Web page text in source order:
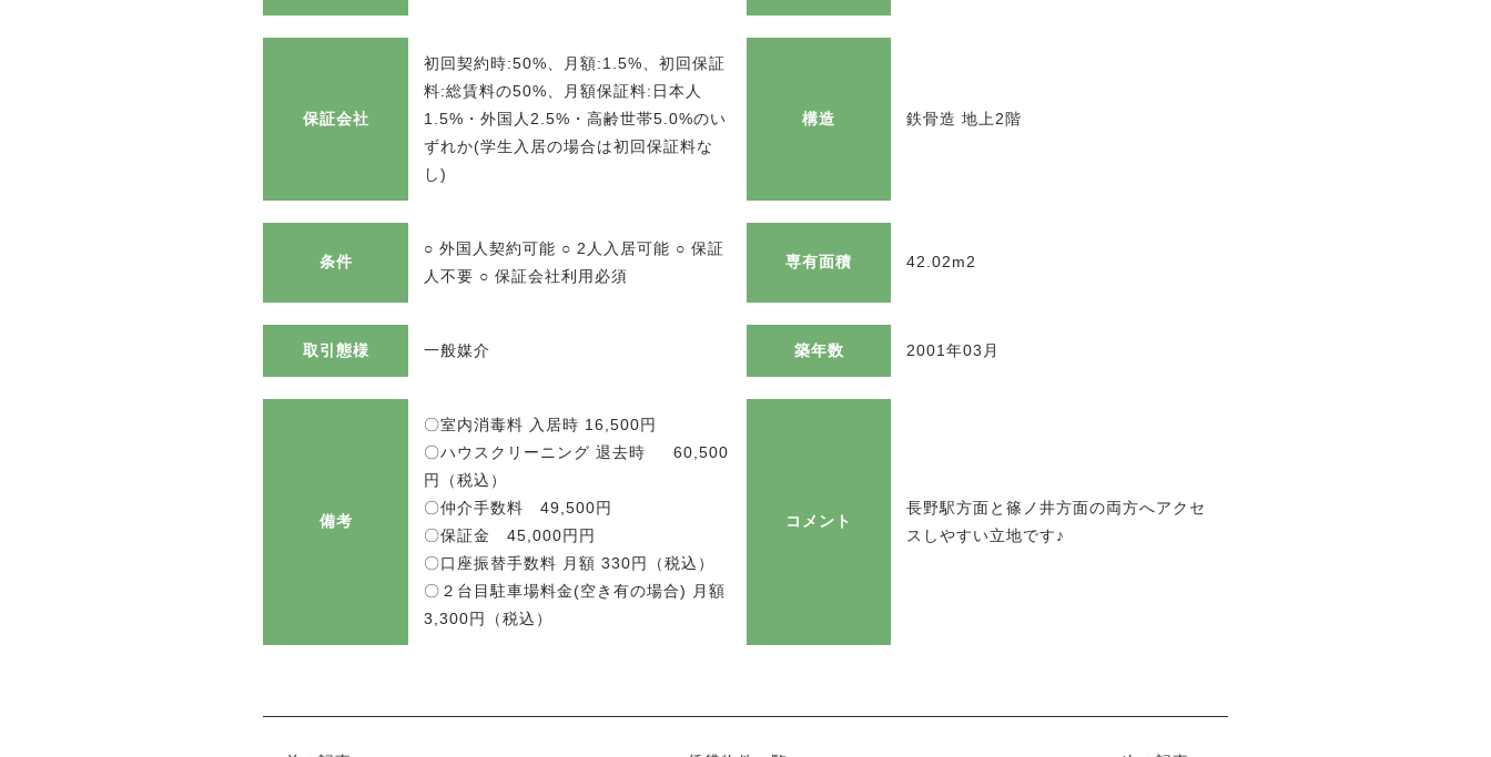
保証会社
初回契約時:50%、月額:1.5%、初回保証
料:総賃料の50%、月額保証料:日本人
1.5%・外国人2.5%・高齢世帯5.0%のい
ずれか(学生入居の場合は初回保証料な
し)
構造 鉄骨造 地上2階
条件
○ 外国人契約可能 ○ 2人入居可能 ○ 保証
人不要 ○ 保証会社利用必須
専有面積 42.02m2
取引態様 一般媒介 築年数 2001年03月
備考
〇室内消毒料 入居時 16,500円
〇ハウスクリーニング 退去時 60,500
円（税込）
〇仲介手数料 49,500円
〇保証金 45,000円円
〇口座振替手数料 月額 330円（税込）
〇２台目駐車場料金(空き有の場合) 月額
3,300円（税込）
コメント
長野駅方面と篠ノ井方面の両方へアクセ
スしやすい立地です♪